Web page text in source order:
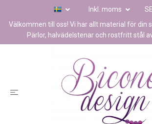
Inkl. moms
Välkommen till oss! Vi har allt material för din
Pärlor, halvädelstenar och rostfritt stål